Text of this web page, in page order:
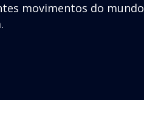
movimentos do